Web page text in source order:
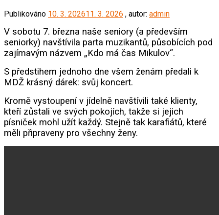
Publikováno 10. 3. 202611. 3. 2026 , autor: admin
V sobotu 7. března naše seniory (a především
seniorky) navštívila parta muzikantů, působících pod
zajímavým názvem „Kdo má čas Mikulov“.
S předstihem jednoho dne všem ženám předali k
MDŽ krásný dárek: svůj koncert.
Kromě vystoupení v jídelně navštívili také klienty,
kteří zůstali ve svých pokojích, takže si jejich
písniček mohl užít každý. Stejně tak karafiátů, které
měli připraveny pro všechny ženy.